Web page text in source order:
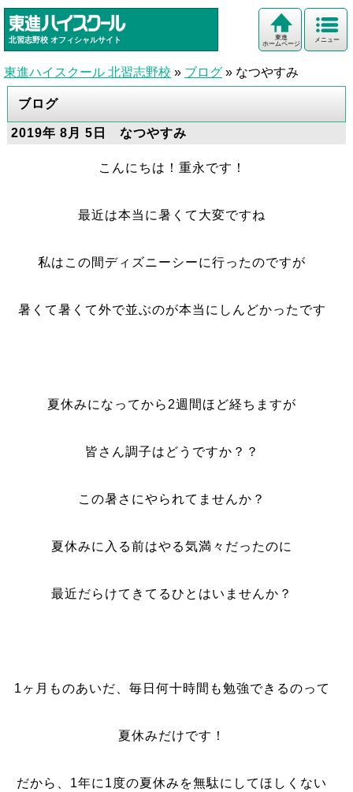
北習志野校 オフィシャルサイト メニュー
東進
ホームページ
東進ハイスクール 北習志野校 » ブログ » なつやすみ
ブログ
2019年 8月 5日 なつやすみ
こんにちは！重永です！
最近は本当に暑くて大変ですね
私はこの間ディズニーシーに行ったのですが
暑くて暑くて外で並ぶのが本当にしんどかったです
夏休みになってから2週間ほど経ちますが
皆さん調子はどうですか？？
この暑さにやられてませんか？
夏休みに入る前はやる気満々だったのに
最近だらけてきてるひとはいませんか？
1ヶ月ものあいだ、毎日何十時間も勉強できるのって
夏休みだけです！
だから、1年に1度の夏休みを無駄にしてほしくない